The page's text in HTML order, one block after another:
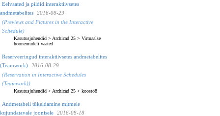
Eelvaated ja pildid interaktiivsetes
andmetabelites
2016-08-29
(Previews and Pictures in the Interactive
Schedule)
Kasutusjuhendid > Archicad 25 > Virtuaalse
hoonemudeli vaated
Reserveeringud interaktiivsetes andmetabelites
(Teamwork)
2016-08-29
(Reservation in Interactive Schedules
(Teamwork))
Kasutusjuhendid > Archicad 25 > koostöö
Andmetabeli tükeldamine mitmele
kujundatavale joonisele
2016-08-18